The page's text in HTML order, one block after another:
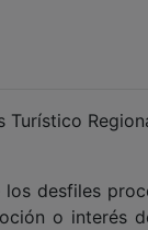
desfiles
o interés